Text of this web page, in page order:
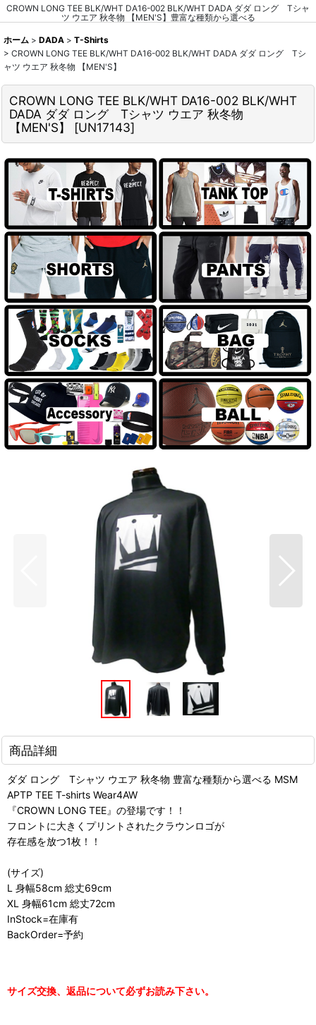
CROWN LONG TEE BLK/WHT DA16-002 BLK/WHT DADA ダダ ロング Tシャ
ツ ウエア 秋冬物 【MEN'S】豊富な種類から選べる
ホーム > DADA > T-Shirts
> CROWN LONG TEE BLK/WHT DA16-002 BLK/WHT DADA ダダ ロング Tシ
ャツ ウエア 秋冬物 【MEN'S】
CROWN LONG TEE BLK/WHT DA16-002 BLK/WHT
DADA ダダ ロング Tシャツ ウエア 秋冬物
【MEN'S】
[UN17143]
商品詳細
ダダ ロング Tシャツ ウエア 秋冬物 豊富な種類から選べる MSM
APTP TEE T-shirts Wear4AW
『CROWN LONG TEE』の登場です！！
フロントに大きくプリントされたクラウンロゴが
存在感を放つ1枚！！
(サイズ)
L 身幅58cm 総丈69cm
XL 身幅61cm 総丈72cm
InStock=在庫有
BackOrder=予約
サイズ交換、返品について必ずお読み下さい。